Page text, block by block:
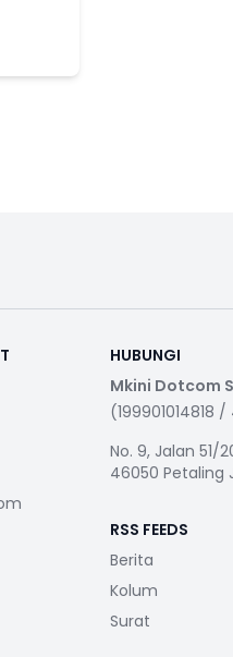
HUBUNGI
Mkini Dotcom
(199901014818
No. 9, Jalan 51/
46050 Petaling
RSS FEEDS
Berita
Kolum
Surat